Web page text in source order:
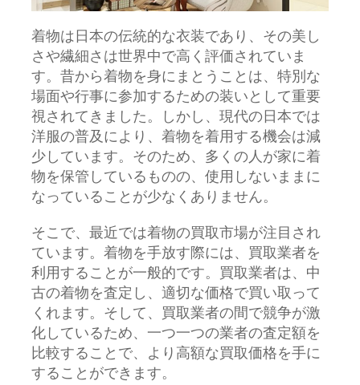
着物は日本の伝統的な衣装であり、その美し
さや繊細さは世界中で高く評価されていま
す。 昔から着物を身にまとうことは、特別な
場面や行事に参加するための装いとして重要
視されてきました。しかし、現代の日本では
洋服の普及により、着物を着用する機会は減
少しています。そのため、多くの人が家に着
物を保管しているものの、使用しないままに
なっていることが少なくありません。
そこで、最近では着物の買取市場が注目され
ています。着物を手放す際には、買取業者を
利用することが一般的です。買取業者は、中
古の着物を査定し、適切な価格で買い取って
くれます。そして、買取業者の間で競争が激
化しているため、一つ一つの業者の査定額を
比較することで、より高額な買取価格を手に
することができます。